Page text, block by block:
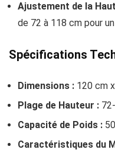
Ajustement de la
de 72 à 118 cm pour
Spécifications
Dimensions : 120 cm
Plage de Hauteur :
Capacité de Poids :
Caractéristiques du